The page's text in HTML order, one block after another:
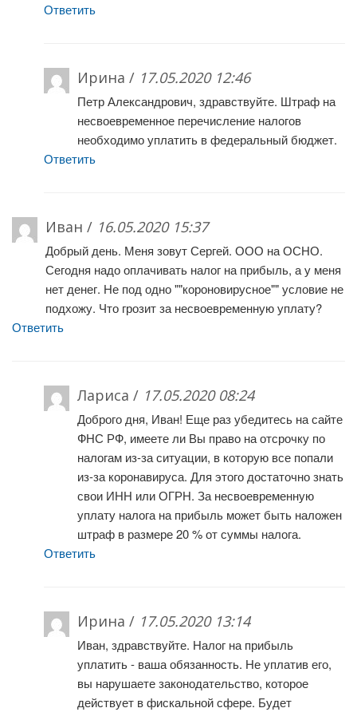
Ответить
Ирина / 17.05.2020 12:46
Петр Александрович, здравствуйте. Штраф на
несвоевременное перечисление налогов
необходимо уплатить в федеральный бюджет.
Ответить
Иван / 16.05.2020 15:37
Добрый день. Меня зовут Сергей. ООО на ОСНО.
Сегодня надо оплачивать налог на прибыль, а у меня
нет денег. Не под одно ""короновирусное"" условие не
подхожу. Что грозит за несвоевременную уплату?
Ответить
Лариса / 17.05.2020 08:24
Доброго дня, Иван! Еще раз убедитесь на сайте
ФНС РФ, имеете ли Вы право на отсрочку по
налогам из-за ситуации, в которую все попали
из-за коронавируса. Для этого достаточно знать
свои ИНН или ОГРН. За несвоевременную
уплату налога на прибыль может быть наложен
штраф в размере 20 % от суммы налога.
Ответить
Ирина / 17.05.2020 13:14
Иван, здравствуйте. Налог на прибыль
уплатить - ваша обязанность. Не уплатив его,
вы нарушаете законодательство, которое
действует в фискальной сфере. Будет